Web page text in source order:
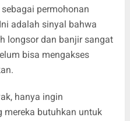
permohonan
adalah sinyal bahwa
longsor dan banjir sangat
bisa mengakses
hanya ingin
mereka butuhkan untuk